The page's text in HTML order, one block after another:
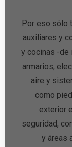
Por eso sólo
auxiliares y
y cocinas -de
armarios,
aire y
como
exterior
seguridad,
y áreas